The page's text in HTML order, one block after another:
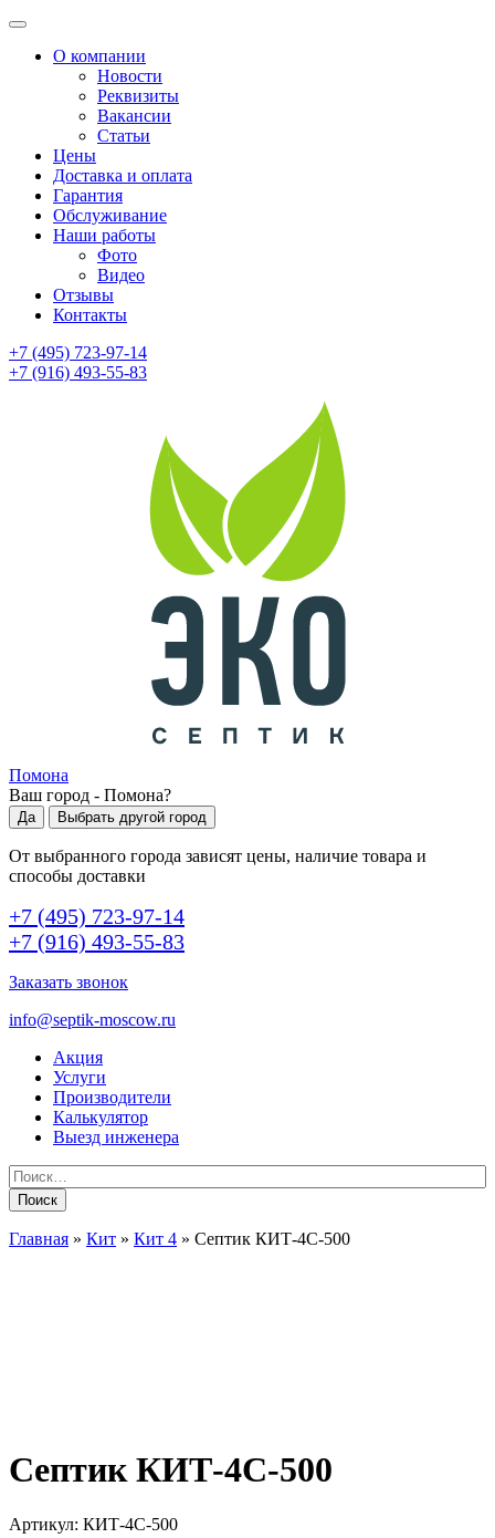
О компании
Новости
Реквизиты
Вакансии
Статьи
Цены
Доставка и оплата
Гарантия
Обслуживание
Наши работы
Фото
Видео
Отзывы
Контакты
+7 (495) 723-97-14
+7 (916) 493-55-83
Помона
Ваш город - Помона?
Да Выбрать другой город
От выбранного города зависят цены, наличие товара и
способы доставки
+7 (495) 723-97-14
+7 (916) 493-55-83
Заказать звонок
info@septik-moscow.ru
Акция
Услуги
Производители
Калькулятор
Выезд инженера
Найти:
Главная » Кит » Кит 4 » Септик КИТ-4С-500
Септик КИТ-4С-500
Артикул: КИТ-4С-500